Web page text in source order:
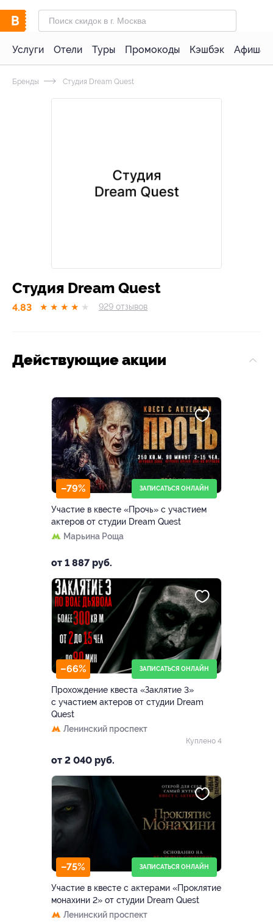
Услуги Отели Туры Промокоды Кэшбэк Афиша
Бренды Студия Dream Quest
Студия Dream Quest
4.83 ★ ★ ★ ★ ★ 929 отзывов
Действующие акции
–79% ЗАПИСАТЬСЯ ОНЛАЙН
Участие в квесте «Прочь» с участием
актеров от студии Dream Quest
Марьина Роща
от 1 887 руб.
–66% ЗАПИСАТЬСЯ ОНЛАЙН
Прохождение квеста «Заклятие 3»
с участием актеров от студии Dream
Quest
Ленинский проспект
от 2 040 руб.
Куплено 4
–75% ЗАПИСАТЬСЯ ОНЛАЙН
Участие в квесте с актерами «Проклятие
монахини 2» от студии Dream Quest
Ленинский проспект